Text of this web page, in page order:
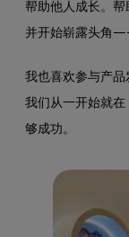
帮助他人成长。
并开始崭露头角
我也喜欢参与产
我们从一开始就
够成功。